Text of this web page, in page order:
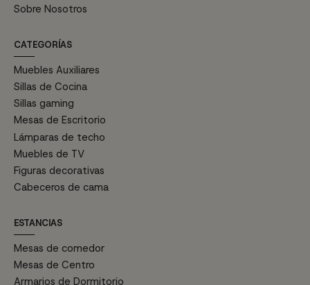
Sobre Nosotros
CATEGORÍAS
Muebles Auxiliares
Sillas de Cocina
Sillas gaming
Mesas de Escritorio
Lámparas de techo
Muebles de TV
Figuras decorativas
Cabeceros de cama
ESTANCIAS
Mesas de comedor
Mesas de Centro
Armarios de Dormitorio